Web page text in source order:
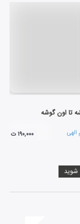
تا اون گوشه
الهی ۱۹۰,۰۰۰ ت
شوید